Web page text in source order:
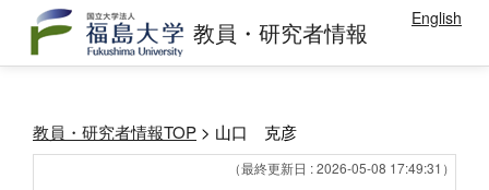
教員・研究者情報 English
教員・研究者情報TOP > 山口 克彦
（最終更新日 : 2026-05-08 17:49:31）